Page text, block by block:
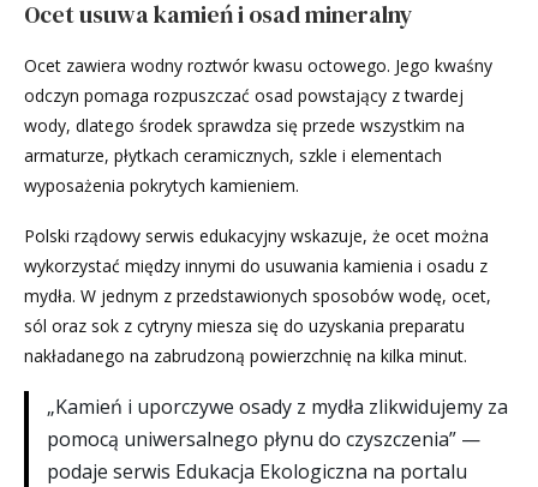
Ocet usuwa kamień i osad mineralny
Ocet zawiera wodny roztwór kwasu octowego. Jego kwaśny
odczyn pomaga rozpuszczać osad powstający z twardej
wody, dlatego środek sprawdza się przede wszystkim na
armaturze, płytkach ceramicznych, szkle i elementach
wyposażenia pokrytych kamieniem.
Polski rządowy serwis edukacyjny wskazuje, że ocet można
wykorzystać między innymi do usuwania kamienia i osadu z
mydła. W jednym z przedstawionych sposobów wodę, ocet,
sól oraz sok z cytryny miesza się do uzyskania preparatu
nakładanego na zabrudzoną powierzchnię na kilka minut.
„Kamień i uporczywe osady z mydła zlikwidujemy za
pomocą uniwersalnego płynu do czyszczenia” —
podaje serwis Edukacja Ekologiczna na portalu